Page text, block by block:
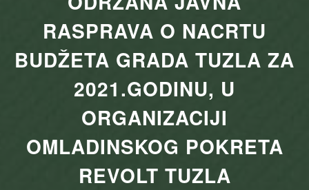
RASPRAVA O NACRTU
BUDŽETA GRADA TUZLA ZA
2021.GODINU, U
ORGANIZACIJI
OMLADINSKOG POKRETA
REVOLT TUZLA